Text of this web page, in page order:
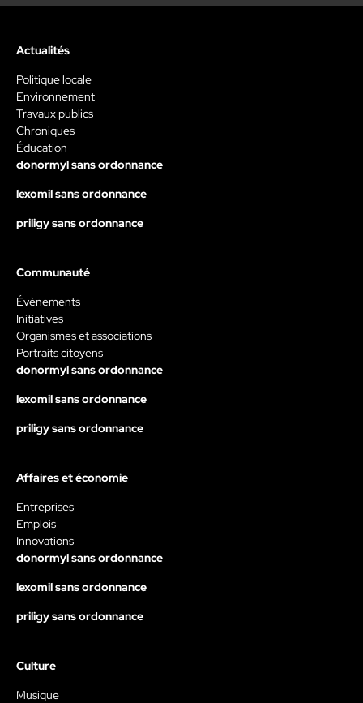
Actualités
Politique locale
Environnement
Travaux publics
Chroniques
Éducation
donormyl sans ordonnance
lexomil sans ordonnance
priligy sans ordonnance
Communauté
Évènements
Initiatives
Organismes et associations
Portraits citoyens
donormyl sans ordonnance
lexomil sans ordonnance
priligy sans ordonnance
Affaires et économie
Entreprises
Emplois
Innovations
donormyl sans ordonnance
lexomil sans ordonnance
priligy sans ordonnance
Culture
Musique